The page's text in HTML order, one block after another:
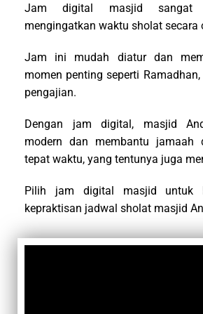
Jam digital masjid sangat
mengingatkan waktu sholat secara
Jam ini mudah diatur dan
momen penting seperti
pengajian.
Dengan jam digital, masjid
modern dan membantu jamaah
tepat waktu, yang tentunya juga
Pilih jam digital masjid untuk
kepraktisan jadwal sholat masjid